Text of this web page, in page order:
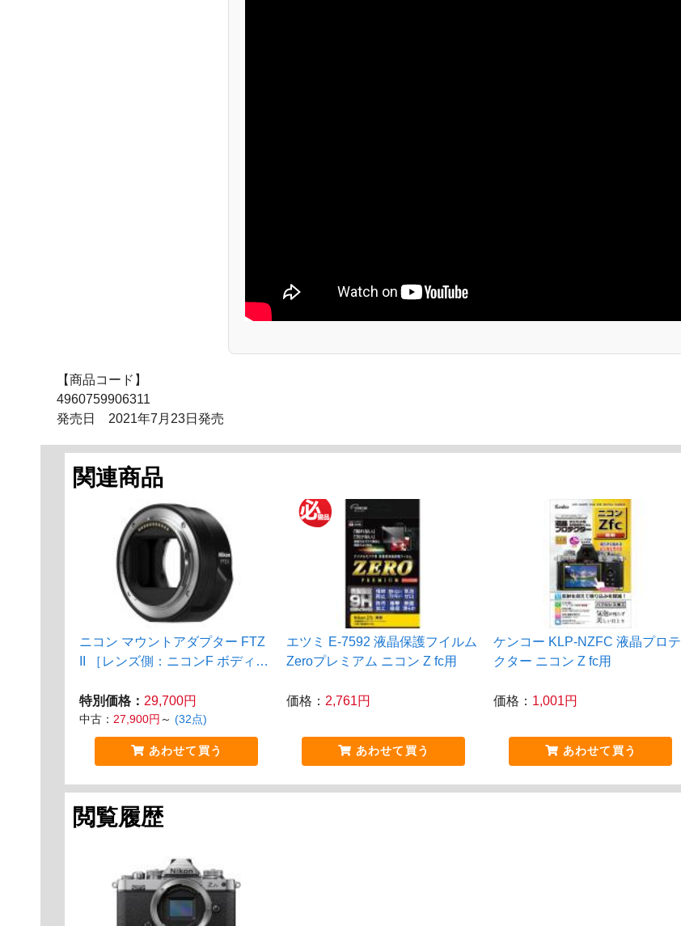
【商品コード】
4960759906311
発売日 2021年7月23日発売
関連商品
ニコン マウントアダプター FTZ
II ［レンズ側：ニコンF ボディ
特別価格： 29,700円
中古： 27,900円 ～ (32点)
あわせて買う
エツミ E-7592 液晶保護フイルム
Zeroプレミアム ニコン Z fc用
価格： 2,761円
あわせて買う
ケンコー KLP-NZFC 液晶プロテ
クター ニコン Z fc用
価格： 1,001円
あわせて買う
閲覧履歴